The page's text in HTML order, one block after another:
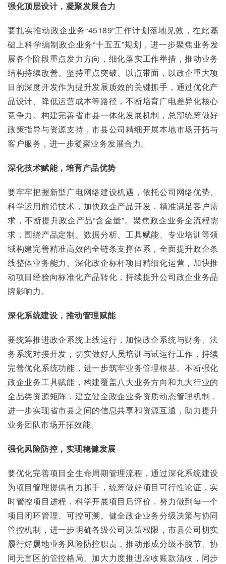
强化顶层设计，凝聚发展合力
要扎实推动政企业务“45189”工作计划落地见效，在此基
础上科学编制政企业务“十五五”规划，进一步聚焦业务发
展各个阶段重点发力方向，细化落实工作举措，推动业务
结构持续改善。坚持重点突破、以点带面，以政企重大项
目的深度开发作为提升发展质效的关键抓手，通过优化产
品设计、降低运营成本等路径，不断培育广电差异化核心
竞争力。构建完善省市县一体化发展机制，总部统筹做好
政策指导与资源支持，市县公司精细开展本地市场开拓与
客户服务，进一步凝聚业务发展合力。
深化技术赋能，培育产品优势
要牢牢把握新型广电网络建设机遇，依托公司网络优势、
科学运用前沿技术，加快政企产品开发，精准满足客户需
求，不断提升政企产品“含金量”。聚焦政企业务全流程需
求，围绕产品定制、数据分析、工具赋能、专业培训等领
域构建完善精准高效的全链条支撑体系，全面提升政企条
线整体业务能力。深化政企标杆项目精细化运营，加快推
动项目经验向标准化产品转化，持续提升公司政企业务品
牌影响力。
深化系统建设，推动管理赋能
要统筹推进政企系统上线运行，加快政企系统与财务、法
务系统对接开发，切实做好人员培训与试运行工作，持续
完善优化系统功能，进一步筑牢业务管理根基。不断强化
政企业务工具赋能，构建覆盖八大业务方向和九大行业的
全品类资源矩阵，建立健全政企业务资质动态管理机制，
进一步实现省市县之间的信息共享和资源互通，助力提升
业务团队市场开拓效能。
强化风险防控，实现稳健发展
要优化完善项目全生命周期管理流程，通过深化系统建设
为项目管理提供有力抓手，统筹做好项目可行性论证，实
时管控项目进程，科学开展项目后评价，努力做到每一个
项目闭环管理、可控可溯。健全政企业务分级决策与协同
管控机制，进一步明确各级公司决策权限，市县公司切实
履行好属地业务风险防控职责，推动形成分级不脱节、协
同无盲区的管控格局。加大力度推进应收账款清收，同步